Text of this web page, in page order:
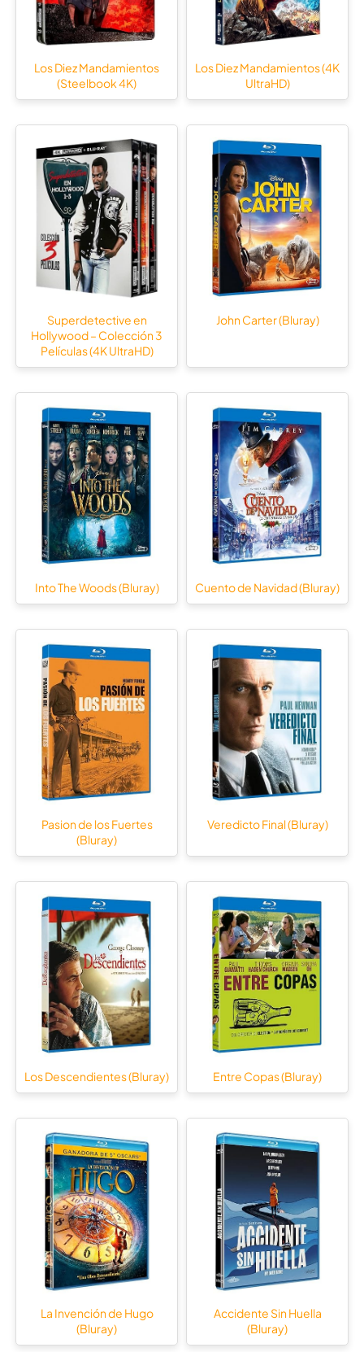
Los Diez Mandamientos
(Steelbook 4K)
Los Diez Mandamientos (4K
UltraHD)
Superdetective en
Hollywood – Colección 3
Películas (4K UltraHD)
John Carter (Bluray)
Into The Woods (Bluray) Cuento de Navidad (Bluray)
Pasion de los Fuertes
(Bluray)
Veredicto Final (Bluray)
Los Descendientes (Bluray) Entre Copas (Bluray)
La Invención de Hugo
(Bluray)
Accidente Sin Huella
(Bluray)